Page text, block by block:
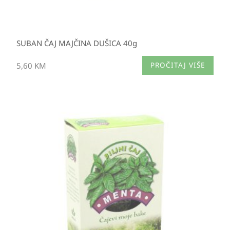
SUBAN ČAJ MAJČINA DUŠICA 40g
5,60 KM PROČITAJ VIŠE